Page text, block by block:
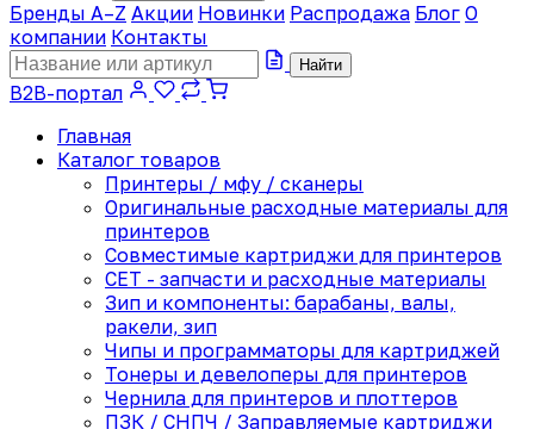
Бренды A–Z Акции Новинки Распродажа Блог О
компании Контакты
Найти
B2B-портал
Главная
Каталог товаров
Принтеры / мфу / сканеры
Оригинальные расходные материалы для
принтеров
Совместимые картриджи для принтеров
CET - запчасти и расходные материалы
Зип и компоненты: барабаны, валы,
ракели, зип
Чипы и программаторы для картриджей
Тонеры и девелоперы для принтеров
Чернила для принтеров и плоттеров
ПЗК / СНПЧ / Заправляемые картриджи